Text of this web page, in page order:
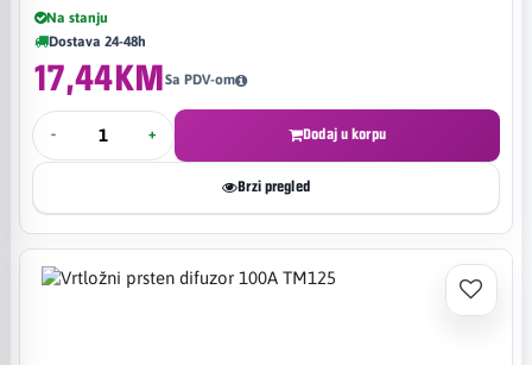
Na stanju
Dostava 24-48h
17,44KMSa PDV-om
- + Dodaj u korpu
Brzi pregled